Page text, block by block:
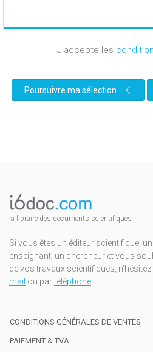
J'accepte les
Poursuivre ma sélection
la libraire des documents scientifiques
Si vous êtes un éditeur scientifique,
enseignant, un chercheur et vous
de vos travaux scientifiques,
mail ou partéléphone.
CONDITIONS GÉNÉRALES DE VENTES
PAIEMENT & TVA